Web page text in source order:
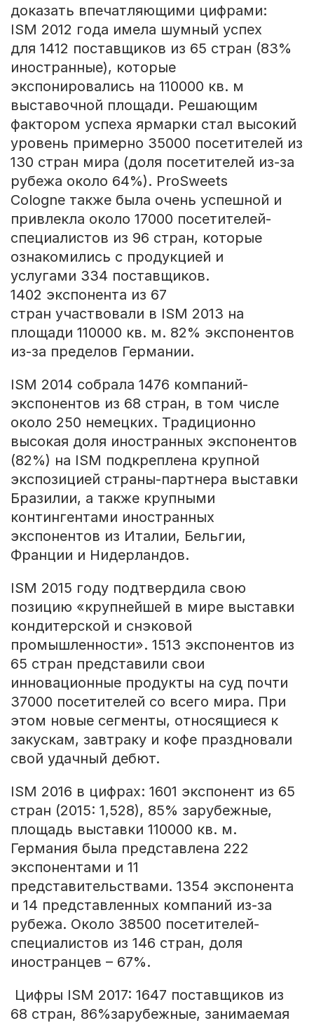
доказать впечатляющими цифрами:
ISM 2012 года имела шумный успех
для 1412 поставщиков из 65 стран (83%
иностранные), которые
экспонировались на 110000 кв. м
выставочной площади. Решающим
фактором успеха ярмарки стал высокий
уровень примерно 35000 посетителей из
130 стран мира (доля посетителей из-за
рубежа около 64%). ProSweets
Cologne также была очень успешной и
привлекла около 17000 посетителей-
специалистов из 96 стран, которые
ознакомились с продукцией и
услугами 334 поставщиков.
1402 экспонента из 67
стран участвовали в ISM 2013 на
площади 110000 кв. м. 82% экспонентов
из-за пределов Германии.
ISM 2014 собрала 1476 компаний-
экспонентов из 68 стран, в том числе
около 250 немецких. Традиционно
высокая доля иностранных экспонентов
(82%) на ISM подкреплена крупной
экспозицией страны-партнера выставки
Бразилии, а также крупными
контингентами иностранных
экспонентов из Италии, Бельгии,
Франции и Нидерландов.
ISM 2015 году подтвердила свою
позицию «крупнейшей в мире выставки
кондитерской и снэковой
промышленности». 1513 экспонентов из
65 стран представили свои
инновационные продукты на суд почти
37000 посетителей со всего мира. При
этом новые сегменты, относящиеся к
закускам, завтраку и кофе праздновали
свой удачный дебют.
ISM 2016 в цифрах: 1601 экспонент из 65
стран (2015: 1,528), 85% зарубежные,
площадь выставки 110000 кв. м.
Германия была представлена 222
экспонентами и 11
представительствами. 1354 экспонента
и 14 представленных компаний из-за
рубежа. Около 38500 посетителей-
специалистов из 146 стран, доля
иностранцев – 67%.
Цифры ISM 2017: 1647 поставщиков из
68 cтран, 86%зарубежные, занимаемая